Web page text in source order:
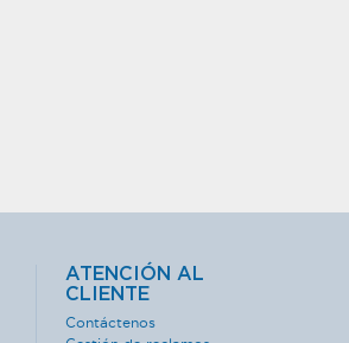
ATENCIÓN AL
CLIENTE
Contáctenos